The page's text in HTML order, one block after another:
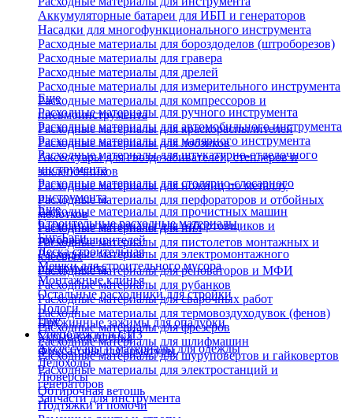
Аккумуляторные батареи для ИБП и генераторов
Насадки для многофункционального инструмента
Расходные материалы для бороздоделов (штроборезов)
Расходные материалы для гравера
Расходные материалы для дрелей
Расходные материалы для измерительного инструмента
Расходные материалы для компрессоров и
пневмоинструмента
Расходные материалы для краскораспылителей
Расходные материалы для лобзиков
Аксессуары для гвоздезабивателей, степлеров и
заклепочников
Расходные материалы для ножниц по металлу
Расходные материалы для перфораторов и отбойных
молотков
Расходные материалы для пил
Расходные материалы для пистолетов монтажных и
клеевых
Расходные материалы для реноваторов и МФИ
Расходные материалы для рубанков
Расходные материалы для сварочных работ
Расходные материалы для термовоздуходувок (фенов)
Расходные материалы для фрезеров
Расходные материалы для шлифмашин
Расходные материалы для шуруповертов и гайковертов
Расходные материалы для электростанций и
генераторов
Запчасти для инструмента
Еще
Расходные материалы для ручного инструмента
Расходные материалы для автомобильного инструмента
Расходные материалы для малярного инструмента
Расходные материалы для штукатурно-отделочного
инструмента
Расходные материалы для столярно-слесарного
инструмента
Расходные материалы для прочистных машин
Расходные материалы для отбортовщиков и
труборасширителей
Расходные материалы для электромонтажного
инструмента
Еще
Строительные расходные материалы
Биг-Бэги
Леска строительная
Мешки для строительного мусора
Монтажные клинья
Остальные расходники для стройки
Пологи
Пружинные зажимы для опалубки
Укрывная пленка
Фиксаторы для арматуры
Еще
Спецодежда и СИЗ
Аксессуары и материалы для одежды
Ледоходы
Люверсы
Обтирочная ветошь
Подтяжки и помочи